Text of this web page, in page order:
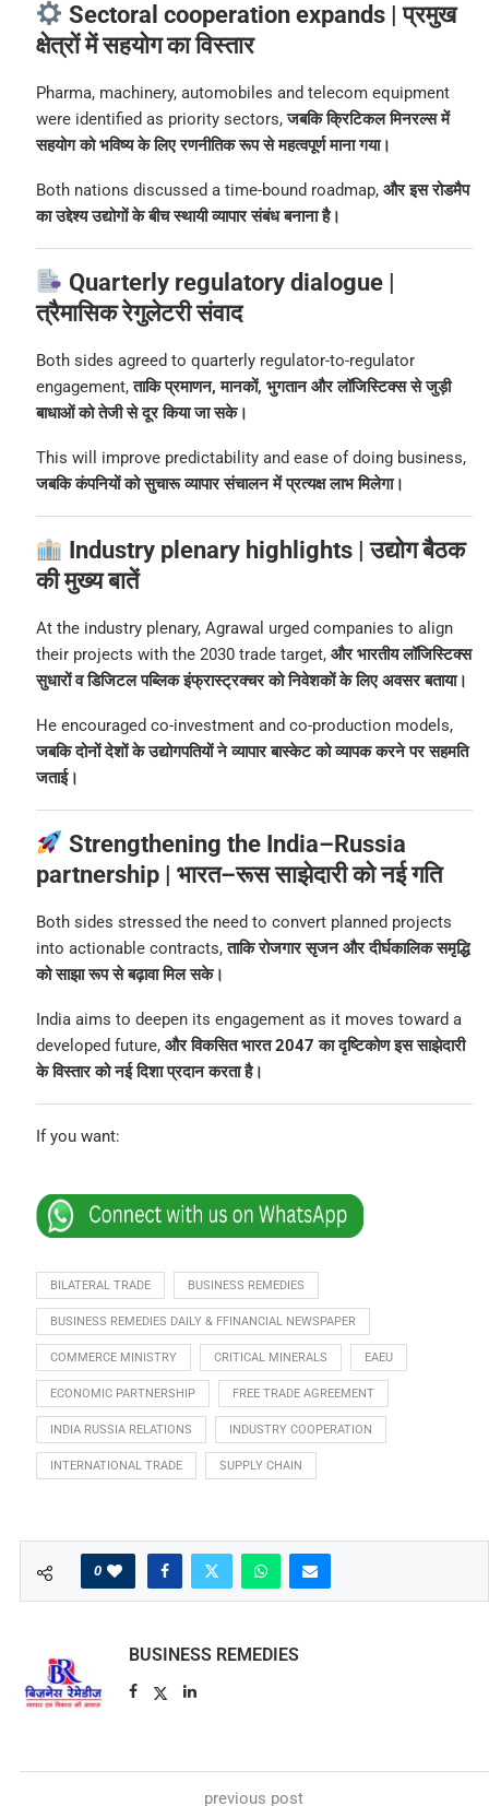
Sectoral cooperation expands | प्रमुख
क्षेत्रों में सहयोग का विस्तार
Pharma, machinery, automobiles and telecom equipment
were identified as priority sectors,जबकि क्रिटिकल मिनरल्स में
सहयोग को भविष्य के लिए रणनीतिक रूप से महत्वपूर्ण माना गया।
Both nations discussed a time-bound roadmap, और इस रोडमैप
का उद्देश्य उद्योगों के बीच स्थायी व्यापार संबंध बनाना है।
Quarterly regulatory dialogue |
त्रैमासिक रेगुलेटरी संवाद
Both sides agreed to quarterly regulator-to-regulator
engagement,ताकि प्रमाणन, मानकों, भुगतान और लॉजिस्टिक्स से जुड़ी
बाधाओं को तेजी से दूर किया जा सके।
This will improve predictability and ease of doing business,
जबकि कंपनियों को सुचारू व्यापार संचालन में प्रत्यक्ष लाभ मिलेगा।
Industry plenary highlights | उद्योग बैठक
की मुख्य बातें
At the industry plenary, Agrawal urged companies to align
their projects with the 2030 trade target, और भारतीय लॉजिस्टिक्स
सुधारों व डिजिटल पब्लिक इंफ्रास्ट्रक्चर को निवेशकों के लिए अवसर बताया।
He encouraged co-investment and co-production models,
जबकि दोनों देशों के उद्योगपतियों ने व्यापार बास्केट को व्यापक करने पर सहमति
जताई।
Strengthening the India–Russia
partnership | भारत–रूस साझेदारी को नई गति
Both sides stressed the need to convert planned projects
into actionable contracts,ताकि रोजगार सृजन और दीर्घकालिक समृद्धि
को साझा रूप से बढ़ावा मिल सके।
India aims to deepen its engagement as it moves toward a
developed future, और विकसित भारत 2047 का दृष्टिकोण इस साझेदारी
के विस्तार को नई दिशा प्रदान करता है।
If you want:
BILATERAL TRADE BUSINESS REMEDIES
BUSINESS REMEDIES DAILY & FFINANCIAL NEWSPAPER
COMMERCE MINISTRY CRITICAL MINERALS EAEU
ECONOMIC PARTNERSHIP FREE TRADE AGREEMENT
INDIA RUSSIA RELATIONS INDUSTRY COOPERATION
INTERNATIONAL TRADE SUPPLY CHAIN
0
BUSINESS REMEDIES
previous post